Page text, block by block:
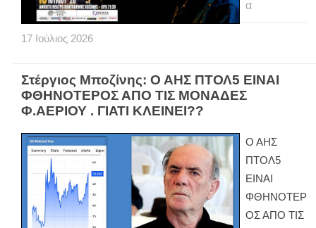
α
17 Ιούλιος 2026
Στέργιος Μποζίνης: Ο ΑΗΣ ΠΤΟΛ5 ΕΙΝΑΙ
ΦΘΗΝΟΤΕΡΟΣ ΑΠΟ ΤΙΣ ΜΟΝΑΔΕΣ
Φ.ΑΕΡΙΟΥ . ΓΙΑΤΙ ΚΛΕΙΝΕΙ??
Ο ΑΗΣ
ΠΤΟΛ5
ΕΙΝΑΙ
ΦΘΗΝΟΤΕΡ
ΟΣ ΑΠΟ ΤΙΣ